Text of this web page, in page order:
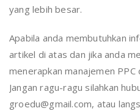
yang lebih besar.
Apabila anda membutuhkan
artikel di atas dan jika anda
menerapkan manajemen PPC
Jangan ragu-ragu silahkan
groedu@gmail.com, atau